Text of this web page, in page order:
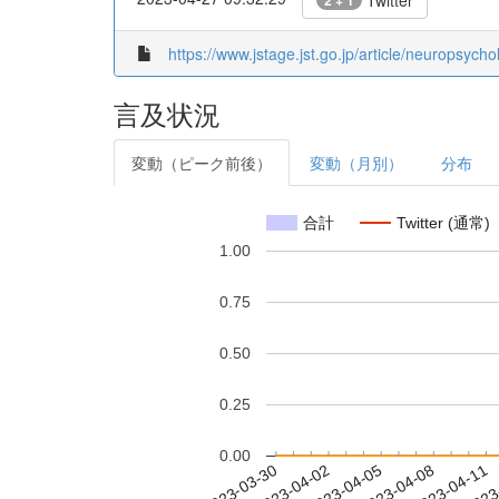
https://www.jstage.jst.go.jp/article/
言及状況
変動（ピーク前後） 変動（月別） 分布
合計 Twitter (通常)
0.00
0.25
0.50
0.75
1.00